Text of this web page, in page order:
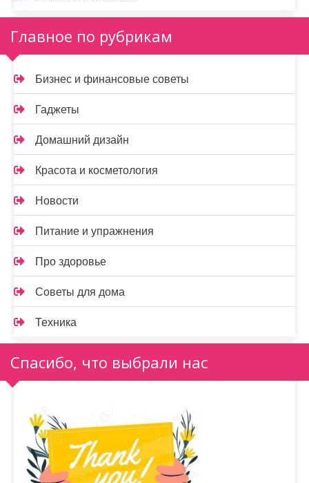
Главное по рубрикам
Бизнес и финансовые советы
Гаджеты
Домашний дизайн
Красота и косметология
Новости
Питание и упражнения
Про здоровье
Советы для дома
Техника
Спасибо, что выбрали нас